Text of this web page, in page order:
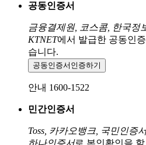
공동인증서
금융결제원, 코스콤, 한국정
KTNET에서 발급한 공동인
습니다.
공동인증서 인증하기
안내 1600-1522
민간인증서
Toss, 카카오뱅크, 국민인증